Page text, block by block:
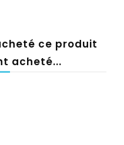
ce produit
acheté...